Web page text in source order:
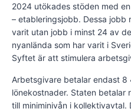
2024 utökades stöden med
– etableringsjobb. Dessa jobb
varit utan jobb i minst 24 av
nyanlända som har varit i
Syftet är att stimulera
Arbetsgivare betalar endast
lönekostnader. Staten betalar
till miniminivån i kollektivavtal.